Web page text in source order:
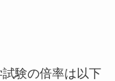
験の倍率は以下